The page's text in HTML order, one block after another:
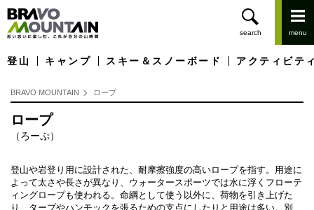
登山 キャンプ スキー＆スノーボード アクティビテ
BRAVO MOUNTAIN ロープ
ロープ
（ろーぷ）
登山や岩登り用に設計された、耐摩擦強度の高いロープを指す。用途に
よって太さや長さが異なり、ウォータースポーツでは水に浮くフローテ
ィングロープも使われる。命綱として使う以外に、荷物を引き上げた
り、タープやハンモックを張るための支点にしたりと用途は多い。別